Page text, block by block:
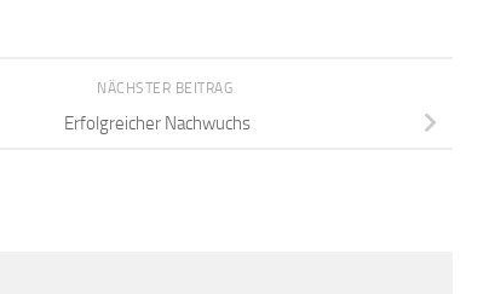
NÄCHSTER BEITRAG
Erfolgreicher Nachwuchs